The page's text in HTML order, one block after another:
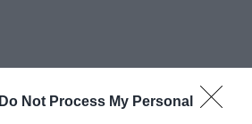
Do Not Process My Personal